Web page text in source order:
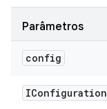
Parâmetros
config
IConfiguration